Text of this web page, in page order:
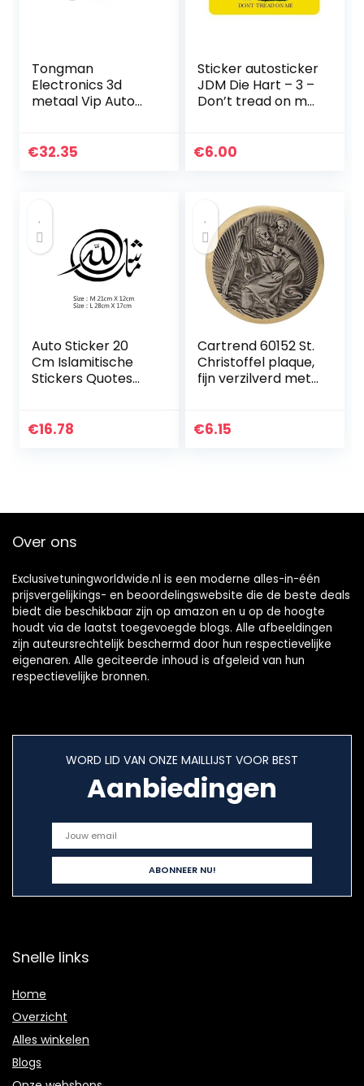
Tongman
Electronics 3d
metaal Vip Auto
een Nissin A Suzuk
€32.35
Sticker autosticker
JDM Die Hart – 3 –
Don’t tread on me
mm vinyl
€6.00
Auto Sticker 20
Cm Islamitische
Stickers Quotes
Vinyl Decals God
€16.78
Cartrend 60152 St.
Christoffel plaque,
fijn verzilverd met
zilver
€6.15
Over ons
Exclusivetuningworldwide.nl is een moderne alles-in-één
prijsvergelijkings- en beoordelingswebsite die de beste deals
biedt die beschikbaar zijn op amazon en u op de hoogte
houdt via de laatst toegevoegde blogs. Alle afbeeldingen
zijn auteursrechtelijk beschermd door hun respectievelijke
eigenaren. Alle geciteerde inhoud is afgeleid van hun
respectievelijke bronnen.
WORD LID VAN ONZE MAILLIJST VOOR BEST
Aanbiedingen
Snelle links
Home
Overzicht
Alles winkelen
Blogs